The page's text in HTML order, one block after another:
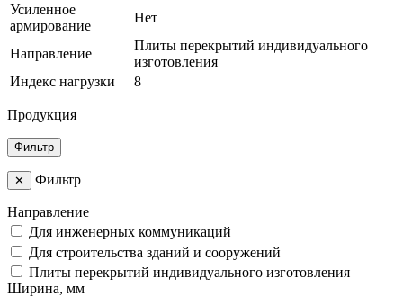
Усиленное
армирование
Нет
Направление
Плиты перекрытий индивидуального
изготовления
Индекс нагрузки
8
Продукция
Фильтр
✕ Фильтр
Направление
Для инженерных коммуникаций
Для строительства зданий и сооружений
Плиты перекрытий индивидуального изготовления
Ширина, мм